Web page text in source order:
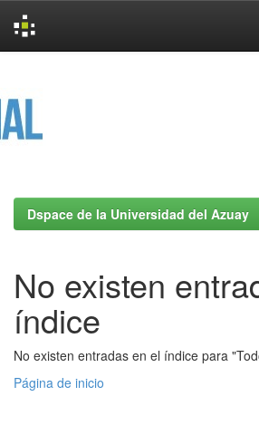
Dspace de la Universidad del Azuay
No existen
índice
No existen entradas en el índice para
Página de inicio